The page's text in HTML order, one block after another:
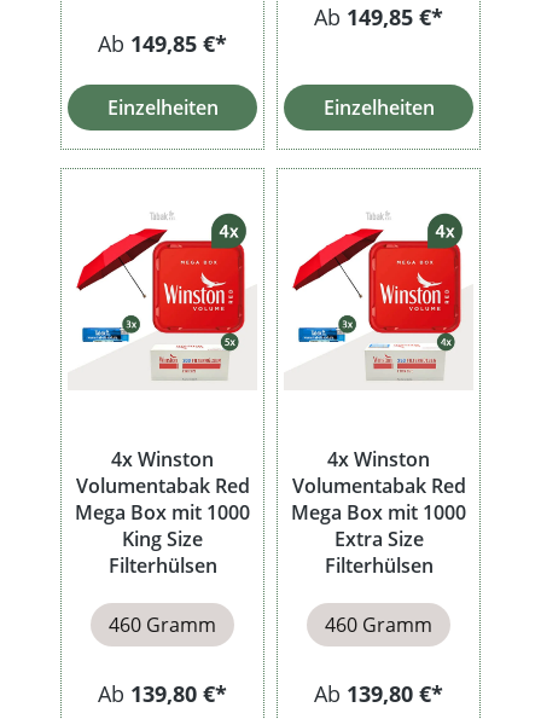
Ab 149,85 €*
Einzelheiten
Ab 149,85 €*
Einzelheiten
4x Winston
Volumentabak Red
Mega Box mit 1000
King Size
Filterhülsen
460 Gramm
Ab 139,80 €*
4x Winston
Volumentabak Red
Mega Box mit 1000
Extra Size
Filterhülsen
460 Gramm
Ab 139,80 €*